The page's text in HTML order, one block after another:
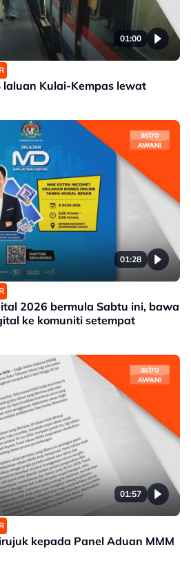
01:00
laluan Kulai-Kempas lewat
01:28
2026 bermula Sabtu ini, bawa
ke komuniti setempat
01:57
kepada Panel Aduan MMM